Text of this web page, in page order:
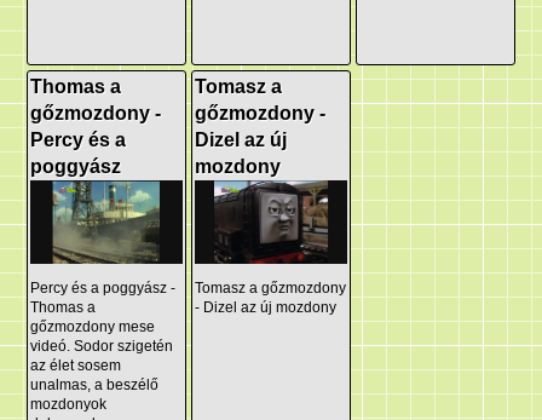
Thomas a
gőzmozdony -
Percy és a
poggyász
Percy és a poggyász -
Thomas a
gőzmozdony mese
videó. Sodor szigetén
az élet sosem
unalmas, a beszélő
mozdonyok
Tomasz a
gőzmozdony -
Dizel az új
mozdony
Tomasz a gőzmozdony
- Dizel az új mozdony